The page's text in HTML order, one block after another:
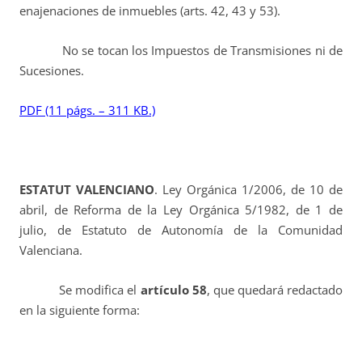
enajenaciones de inmuebles (arts. 42, 43 y 53).
No se tocan los Impuestos de Transmisiones ni de
Sucesiones.
PDF (11 págs. – 311 KB.)
ESTATUT VALENCIANO. Ley Orgánica 1/2006, de 10 de
abril, de Reforma de la Ley Orgánica 5/1982, de 1 de
julio, de Estatuto de Autonomía de la Comunidad
Valenciana.
Se modifica el artículo 58, que quedará redactado
en la siguiente forma: